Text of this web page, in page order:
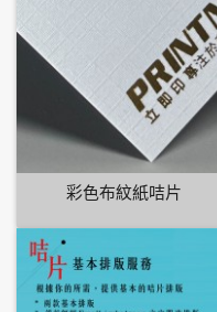
彩色布紋紙咭片